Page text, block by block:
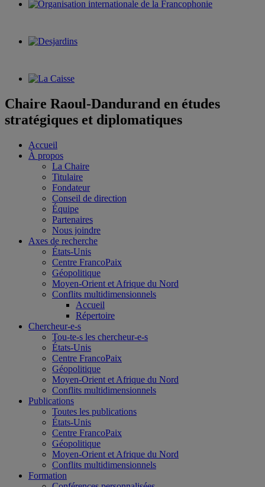
Chaire Raoul-Dandurand en études
stratégiques et diplomatiques
Accueil
À propos
La Chaire
Titulaire
Fondateur
Conseil de direction
Équipe
Partenaires
Nous joindre
Axes de recherche
États-Unis
Centre FrancoPaix
Géopolitique
Moyen-Orient et Afrique du Nord
Conflits multidimensionnels
Accueil
Répertoire
Chercheur-e-s
Tou-te-s les chercheur-e-s
États-Unis
Centre FrancoPaix
Géopolitique
Moyen-Orient et Afrique du Nord
Conflits multidimensionnels
Publications
Toutes les publications
États-Unis
Centre FrancoPaix
Géopolitique
Moyen-Orient et Afrique du Nord
Conflits multidimensionnels
Formation